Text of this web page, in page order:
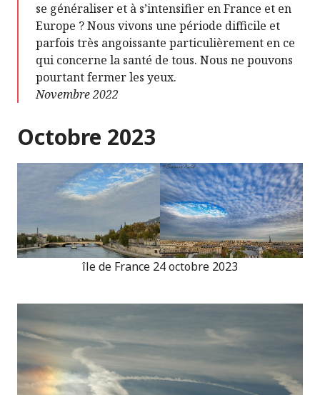
se généraliser et à s’intensifier en France et en
Europe ? Nous vivons une période difficile et
parfois très angoissante particulièrement en ce
qui concerne la santé de tous. Nous ne pouvons
pourtant fermer les yeux.
Novembre 2022
Octobre 2023
île de France 24 octobre 2023